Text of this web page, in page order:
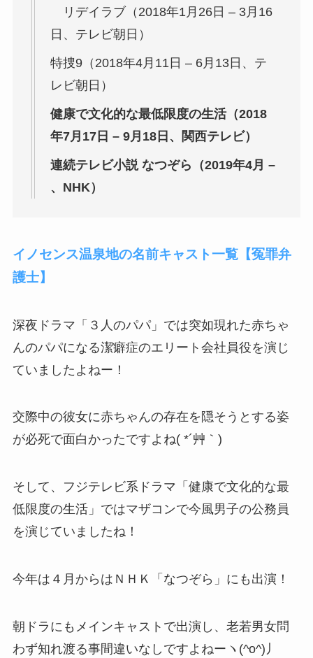
リデイラブ（2018年1月26日 – 3月16
日、テレビ朝日）
特捜9（2018年4月11日 – 6月13日、テ
レビ朝日）
健康で文化的な最低限度の生活（2018
年7月17日 – 9月18日、関西テレビ）
連続テレビ小説 なつぞら（2019年4月 –
、NHK）
イノセンス温泉地の名前キャスト一覧【冤罪弁
護士】
深夜ドラマ「３人のパパ」では突如現れた赤ちゃ
んのパパになる潔癖症のエリート会社員役を演じ
ていましたよねー！
交際中の彼女に赤ちゃんの存在を隠そうとする姿
が必死で面白かったですよね( *´艸｀)
そして、フジテレビ系ドラマ「健康で文化的な最
低限度の生活」ではマザコンで今風男子の公務員
を演じていましたね！
今年は４月からはＮＨＫ「なつぞら」にも出演！
朝ドラにもメインキャストで出演し、老若男女問
わず知れ渡る事間違いなしですよねーヽ(^o^)丿